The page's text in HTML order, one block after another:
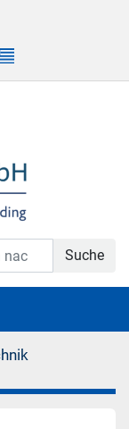
Suche